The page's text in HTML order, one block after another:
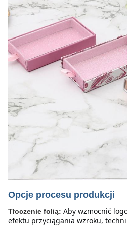
Opcje procesu produkcji
Tłoczenie folią: Aby wzmocnić
efektu przyciągania wzroku,